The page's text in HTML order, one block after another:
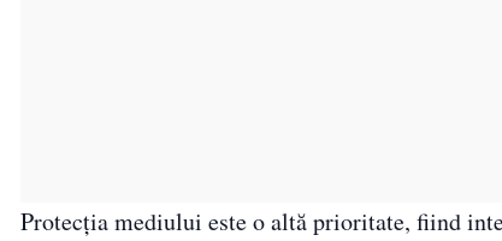
Protecția mediului este o altă prioritate, fiind